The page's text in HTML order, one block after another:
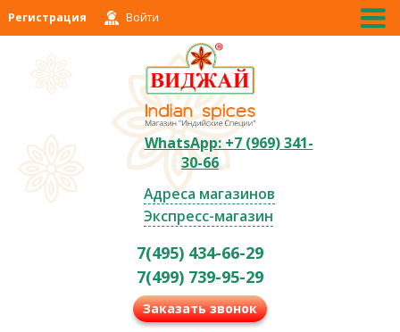
Регистрация Войти
WhatsApp: +7 (969) 341-
30-66
Адреса магазинов
Экспресс-магазин
7(495) 434-66-29
7(499) 739-95-29
Заказать звонок